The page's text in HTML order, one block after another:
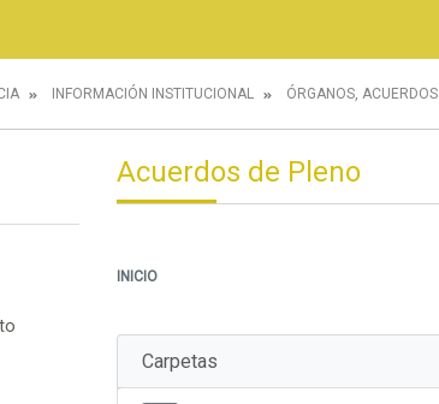
INFORMACIÓN INSTITUCIONAL ÓRGANOS,
Acuerdos de Pleno
INICIO
Carpetas